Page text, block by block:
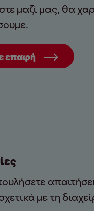
μαζί μας, θα
επαφή
με τη